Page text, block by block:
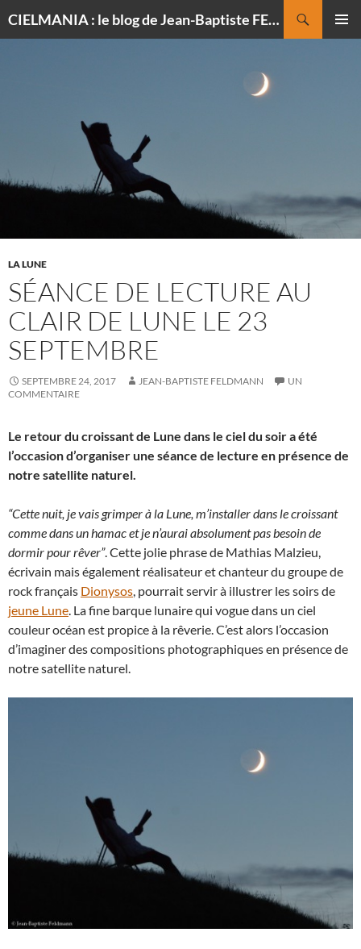
CIELMANIA : le blog de Jean-Baptiste FELDMANN, photographe du ciel
LA LUNE
SÉANCE DE LECTURE AU
CLAIR DE LUNE LE 23
SEPTEMBRE
SEPTEMBRE 24, 2017 JEAN-BAPTISTE FELDMANN
UN
COMMENTAIRE
Le retour du croissant de Lune dans le ciel du soir a été
l’occasion d’organiser une séance de lecture en présence de
notre satellite naturel.
“Cette nuit, je vais grimper à la Lune, m’installer dans le croissant
comme dans un hamac et je n’aurai absolument pas besoin de
dormir pourrêver”. Cette jolie phrase de Mathias Malzieu,
écrivain mais également réalisateur et chanteur du groupe de
rock français Dionysos, pourrait servir à illustrer les soirs de
jeune Lune. La fine barque lunaire qui vogue dans un ciel
couleur océan est propice à la rêverie. C’est alors l’occasion
d’imaginer des compositions photographiques en présence de
notre satellite naturel.